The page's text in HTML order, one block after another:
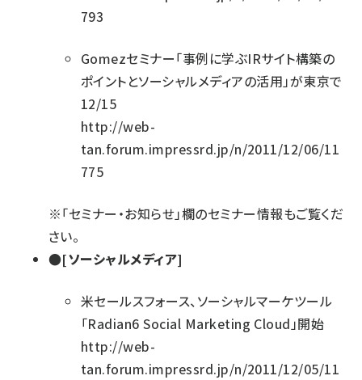
793
Gomezセミナー「事例に学ぶIRサイト構築の
ポイントとソーシャルメディアの活用」が東京で
12/15
http://web-
tan.forum.impressrd.jp/n/2011/12/06/11
775
※「セミナー・お知らせ」欄のセミナー情報もご覧くだ
さい。
●[ソーシャルメディア]
米セールスフォース、ソーシャルマーケツール
「Radian6 Social Marketing Cloud」開始
http://web-
tan.forum.impressrd.jp/n/2011/12/05/11